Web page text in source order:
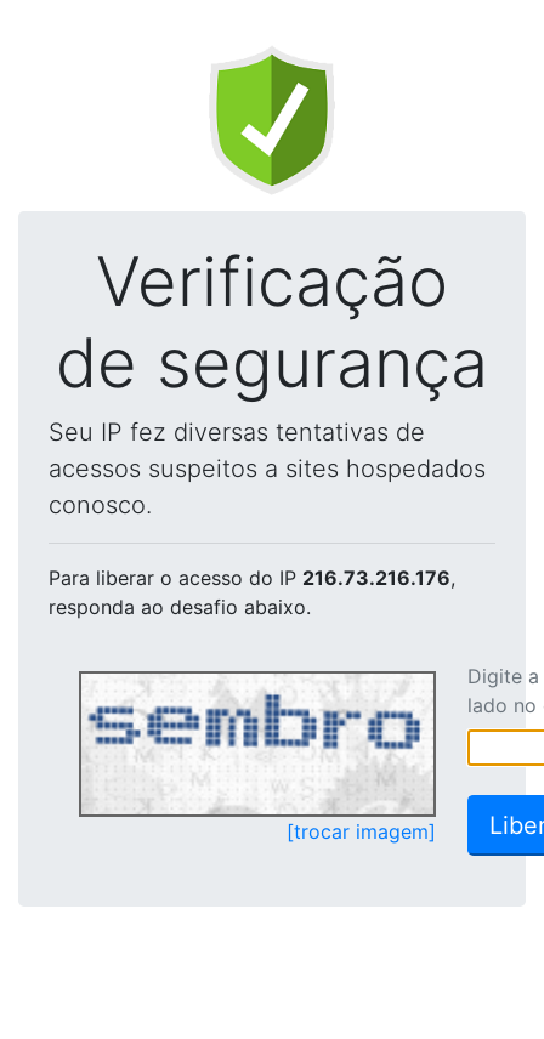
Verificação
de segurança
Seu IP fez diversas tentativas de
acessos suspeitos a sites hospedados
conosco.
Para liberar o acesso do IP 216.73.216.176,
responda ao desafio abaixo.
[trocar imagem]
Digite
lado no